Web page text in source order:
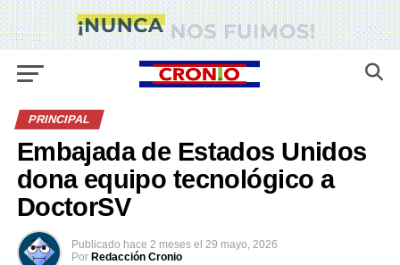
PRINCIPAL
Embajada de Estados Unidos
dona equipo tecnológico a
DoctorSV
Publicado hace 2 meses el 29 mayo, 2026
Por Redacción Cronio